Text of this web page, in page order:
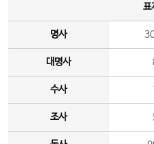
표
명사
대명사
수사
조사